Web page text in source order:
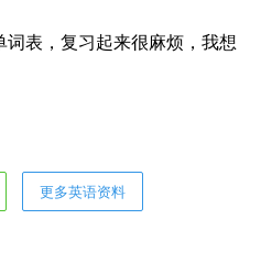
表，复习起来很麻烦，我想
更多英语资料